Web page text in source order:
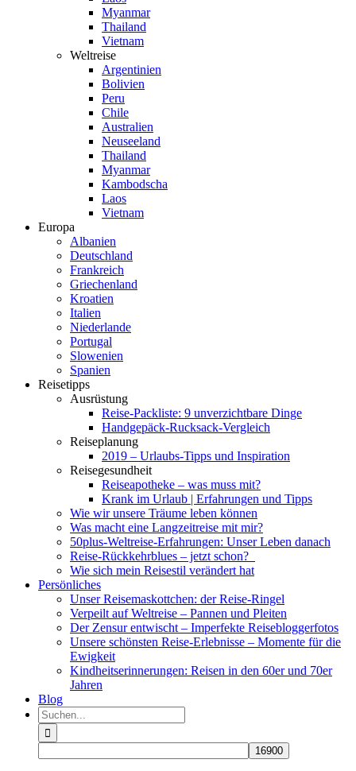
Myanmar
Thailand
Vietnam
Weltreise
Argentinien
Bolivien
Peru
Chile
Australien
Neuseeland
Thailand
Myanmar
Kambodscha
Laos
Vietnam
Europa
Albanien
Deutschland
Frankreich
Griechenland
Kroatien
Italien
Niederlande
Portugal
Slowenien
Spanien
Reisetipps
Ausrüstung
Reise-Packliste: 9 unverzichtbare Dinge
Handgepäck-Rucksack-Vergleich
Reiseplanung
2019 – Urlaubs-Tipps und Inspiration
Reisegesundheit
Reiseapotheke – was muss mit?
Krank im Urlaub | Erfahrungen und Tipps
Wie wir unsere Träume leben können
Was macht eine Langzeitreise mit mir?
50plus-Weltreise-Erfahrungen: Unser Leben danach
Reise-Rückkehrblues – jetzt schon?
Wie sich mein Reisestil verändert hat
Persönliches
Unser Reisemaskottchen: der Reise-Ringel
Verpeilt auf Weltreise – Pannen und Pleiten
Der Zensur entwischt – Imperfekte Reisebloggerfotos
Unsere schönsten Reise-Erlebnisse – Momente für die
Ewigkeit
Kindheitserinnerungen: Reisen in den 60er und 70er
Jahren
Blog
Suche
nach: